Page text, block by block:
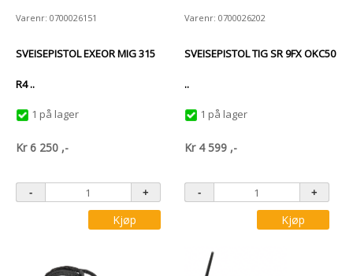
Varenr: 0700026151
SVEISEPISTOL EXEOR MIG 315
R4 ..
1 på lager
Kr6 250 ,-
Kjøp
Varenr: 0700026202
SVEISEPISTOL TIG SR 9FX OKC50
..
1 på lager
Kr 4 599 ,-
Kjøp